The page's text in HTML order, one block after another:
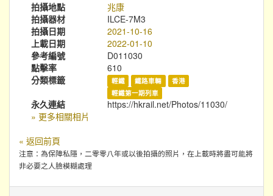
拍攝地點
兆康
拍攝器材
ILCE-7M3
拍攝日期
2021-10-16
上載日期
2022-01-10
參考編號
D011030
點擊率
610
分類標籤
輕鐵 鐵路車輛
香港
輕鐵第一期列車
永久連結
https://hkrail.net/Photos/11030/
» 更多相關相片
« 返回前頁
注意：為保障私隱，二零零八年或以後拍攝的照片，在上載時將盡可能將
非必要之人臉模糊處理